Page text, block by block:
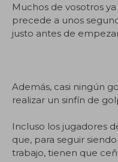
Muchos de vosotros
precede a unos
justo antes de
Además, casi ningún
realizar un sinfín de
Incluso los jugadores
que, para seguir
trabajo, tienen que